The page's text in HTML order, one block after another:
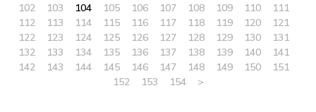
102
103 104 105 106 107 108 109 110
111
112
113 114 115 116 117 118 119 120
121
122
123 124 125 126 127 128 129 130
131
132
133 134 135 136 137 138 139 140
141
142
143 144 145 146 147 148 149 150
151
152
153 154 >